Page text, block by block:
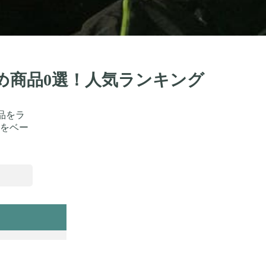
商品0選！人気ランキング
をラ
ベー